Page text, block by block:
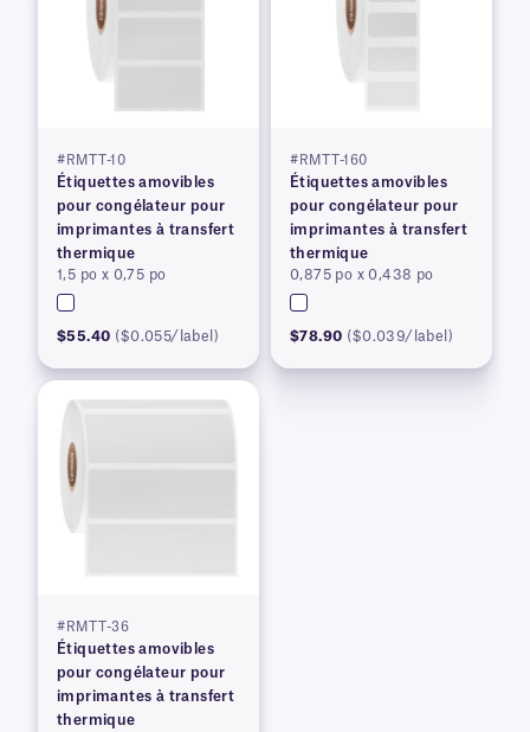
#RMTT-10
Étiquettes amovibles
pour congélateur pour
imprimantes à transfert
thermique
1,5 po x 0,75 po
$55.40 ($0.055/label)
#RMTT-160
Étiquettes amovibles
pour congélateur pour
imprimantes à transfert
thermique
0,875 po x 0,438 po
$78.90 ($0.039/label)
#RMTT-36
Étiquettes amovibles
pour congélateur pour
imprimantes à transfert
thermique